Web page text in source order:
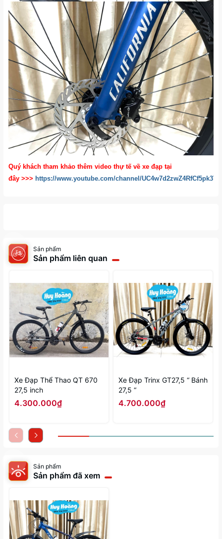
Quý khách tham khảo thêm video thự tế về xe đạp tại
đây >>> https://www.youtube.com/channel/
Sản phẩm
Sản phẩm liên quan
Xe Đạp Thể Thao QT 670
27,5 inch
4.300.000₫
Xe Đạp Trinx GT27,5 “ Bánh
27,5 “
4.700.000₫
Sản phẩm
Sản phẩm đã xem